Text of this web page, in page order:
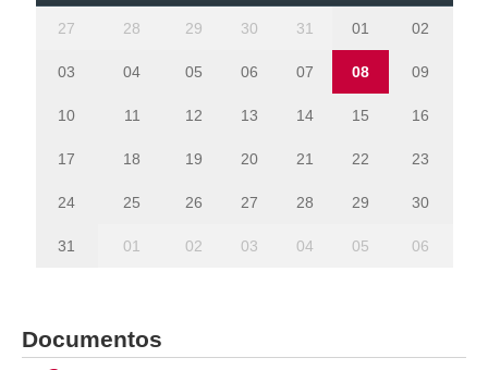
27 28 29 30 31 01 02
03 04 05 06 07 08 09
10 11 12 13 14 15 16
17 18 19 20 21 22 23
24 25 26 27 28 29 30
31 01 02 03 04 05 06
Documentos